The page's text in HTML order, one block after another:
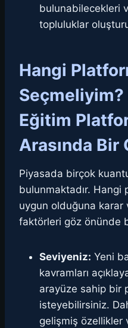
bulunabilecekleri
topluluklar
Hangi
Seçmeliyim?
Eğitim
Arasında Bir
Piyasada birçok
bulunmaktadır. Hangi
uygun olduğuna karar
faktörleri göz önünde
Seviyeniz: Yeni
kavramları
arayüze sahip bir
isteyebilirsiniz.
gelişmiş özellikler